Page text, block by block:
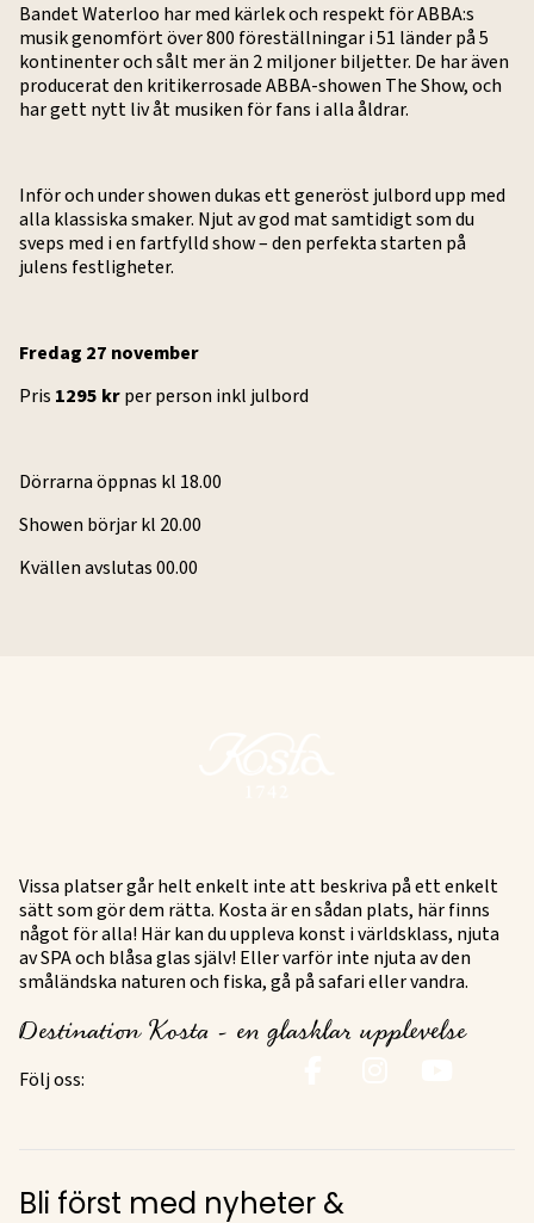
Bandet Waterloo har med kärlek och respekt för ABBA:s
musik genomfört över 800 föreställningar i 51 länder på 5
kontinenter och sålt mer än 2 miljoner biljetter. De har även
producerat den kritikerrosade ABBA-showen The Show, och
har gett nytt liv åt musiken för fans i alla åldrar.
Inför och under showen dukas ett generöst julbord upp med
alla klassiska smaker. Njut av god mat samtidigt som du
sveps med i en fartfylld show – den perfekta starten på
julens festligheter.
Fredag 27 november
Pris 1295 krper person inkl julbord
Dörrarna öppnas kl 18.00
Showen börjar kl 20.00
Kvällen avslutas 00.00
Vissa platser går helt enkelt inte att beskriva på ett enkelt
sätt som gör dem rätta. Kosta är en sådan plats, här finns
något för alla! Här kan du uppleva konst i världsklass, njuta
av SPA och blåsa glas själv! Eller varför inte njuta av den
småländska naturen och fiska, gå på safari eller vandra.
Destination Kosta - en glasklar upplevelse
Följ oss:
Bli först med nyheter &